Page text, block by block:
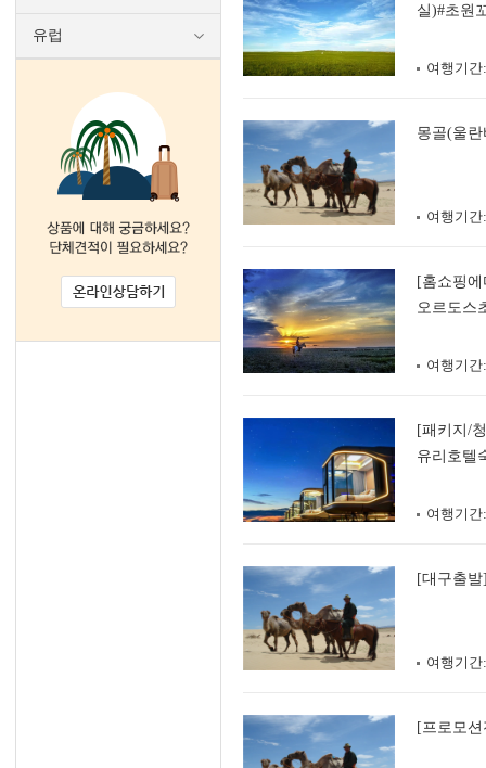
유럽
실)#초원
여행기간:
몽골(울
여행기간:
[홈쇼핑
오르도스
여행기간:
[패키지/
유리호텔
여행기간:
[대구출
여행기간:
[프로모